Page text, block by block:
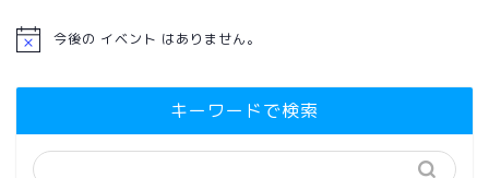
今後の イベント はありません。
キーワードで検索